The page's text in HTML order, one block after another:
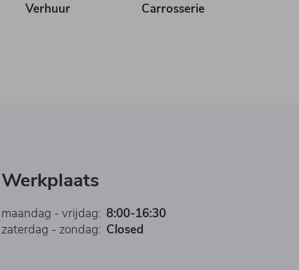
Verhuur Carrosserie
Werkplaats
maandag - vrijdag: 8:00-16:30
zaterdag - zondag: Closed